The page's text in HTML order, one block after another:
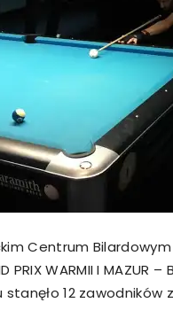
Centrum
PRIX WARMII I MAZUR
12